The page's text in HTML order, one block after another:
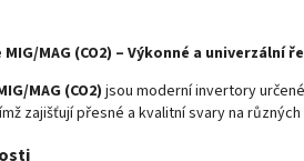
MAG (CO2) – Výkonné a univerzální
MAG (CO2)jsou moderní invertory
zajišťují přesné a kvalitní svary na